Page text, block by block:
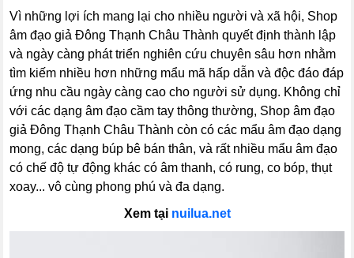
Vì những lợi ích mang lại cho nhiều người và xã hội, Shop
âm đạo giả Đông Thạnh Châu Thành quyết định thành lập
và ngày càng phát triển nghiên cứu chuyên sâu hơn nhằm
tìm kiếm nhiều hơn những mẩu mã hấp dẫn và độc đáo đáp
ứng nhu cầu ngày càng cao cho người sử dụng. Không chỉ
với các dạng âm đạo cầm tay thông thường, Shop âm đạo
giả Đông Thạnh Châu Thành còn có các mẩu âm đạo dạng
mong, các dạng búp bê bán thân, và rất nhiều mẩu âm đạo
có chế độ tự động khác có âm thanh, có rung, co bóp, thụt
xoay... vô cùng phong phú và đa dạng.
Xem tại nuilua.net